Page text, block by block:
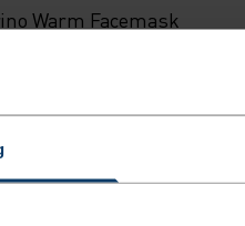
Warm Facemask